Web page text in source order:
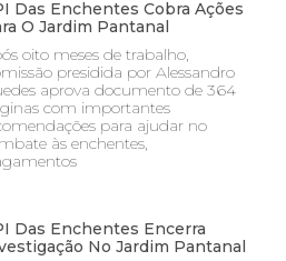
Das Enchentes Cobra Ações
O Jardim Pantanal
oito meses de trabalho,
presidida por Alessandro
aprova documento de 364
com importantes
para ajudar no
às enchentes,
Das Enchentes Encerra
No Jardim Pantanal